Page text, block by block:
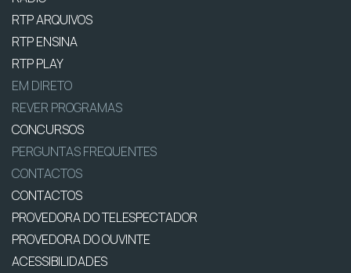
RTP ARQUIVOS
RTP ENSINA
RTP PLAY
EM DIRETO
REVER PROGRAMAS
CONCURSOS
PERGUNTAS FREQUENTES
CONTACTOS
CONTACTOS
PROVEDORA DO TELESPECTADOR
PROVEDORA DO OUVINTE
ACESSIBILIDADES